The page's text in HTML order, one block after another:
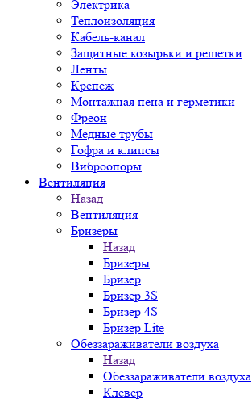
Электрика
Теплоизоляция
Кабель-канал
Защитные козырьки и решетки
Ленты
Крепеж
Монтажная пена и герметики
Фреон
Медные трубы
Гофра и клипсы
Виброопоры
Вентиляция
Назад
Вентиляция
Бризеры
Назад
Бризеры
Бризер
Бризер 3S
Бризер 4S
Бризер Lite
Обеззараживатели воздуха
Назад
Обеззараживатели воздуха
Клевер